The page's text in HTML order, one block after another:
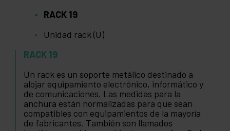
RACK 19
Unidad rack (U)
RACK 19
Un rack es un soporte metálico destinado a
alojar equipamiento electrónico, informático y
de comunicaciones. Las medidas para la
anchura están normalizadas para que sean
compatibles con equipamientos de la mayoría
de fabricantes. También son llamados